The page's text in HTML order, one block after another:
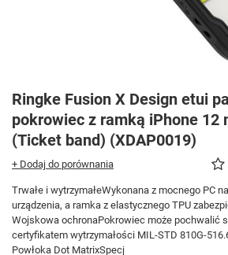
Ringke Fusion X Design etui
pokrowiec z ramką iPhone 12
(Ticket band) (XDAP0019)
+ Dodaj do porównania
Trwałe i wytrzymałeWykonana z mocnego PC
urządzenia, a ramka z elastycznego TPU
Wojskowa ochronaPokrowiec może pochwalić
certyfikatem wytrzymałości MIL-STD 810G-
Powłoka Dot MatrixSpecj